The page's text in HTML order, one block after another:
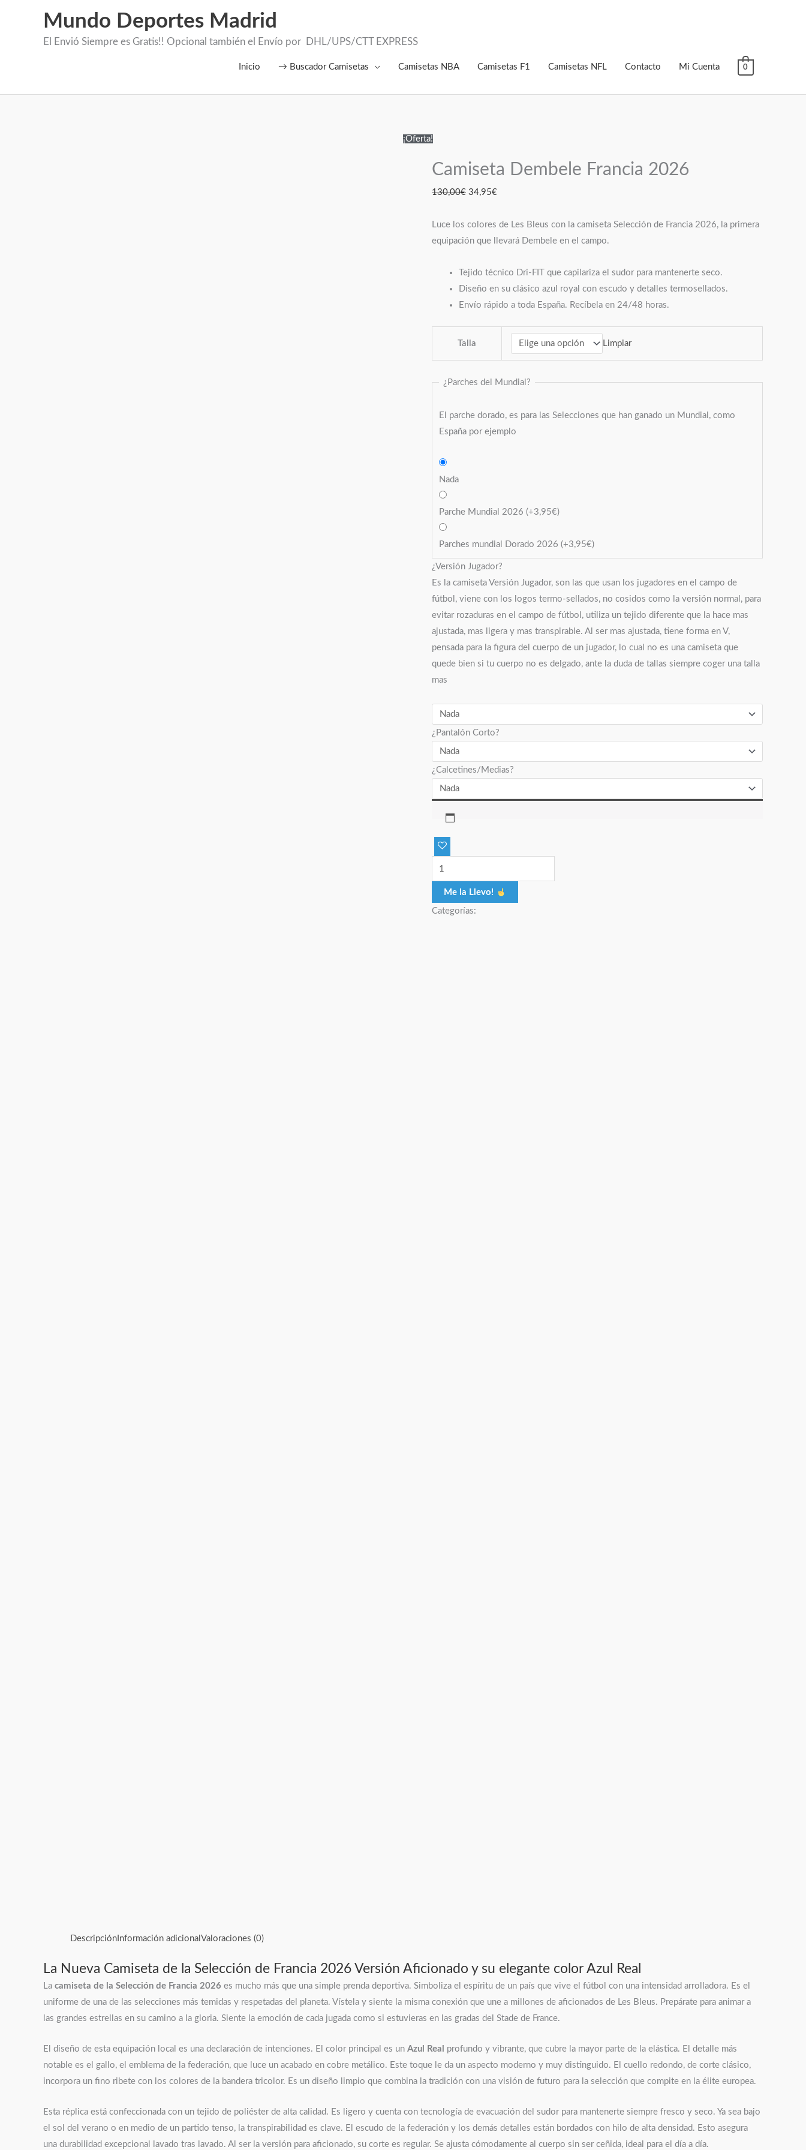
Mundo Deportes Madrid
El Envió Siempre es Gratis!! Opcional también el Envío por DHL/UPS/CTT EXPRESS
Inicio → Buscador Camisetas Camisetas NBA Camisetas F1 Camisetas NFL Contacto Mi Cuenta 0
¡Oferta!
Camiseta Dembele Francia 2026
130,00€
original
era:
34,95€
actual
es:
Luce los colores de Les Bleus con la camiseta Selección de Francia 2026, la primera
equipación que llevará Dembele en el campo.
Tejido técnico Dri-FIT que capilariza el sudor para mantenerte seco.
Diseño en su clásico azul royal con escudo y detalles termosellados.
Envío rápido a toda España. Recíbela en 24/48 horas.
Talla Limpiar
¿Parches del Mundial?
El parche dorado, es para las Selecciones que han ganado un Mundial, como
España por ejemplo
Nada
Parche Mundial 2026(+3,95€)
Parches mundial Dorado 2026(+3,95€)
¿Versión Jugador?
Es la camiseta Versión Jugador, son las que usan los jugadores en el campo de
fútbol, viene con los logos termo-sellados, no cosidos como la versión normal, para
evitar rozaduras en el campo de fútbol, utiliza un tejido diferente que la hace mas
ajustada, mas ligera y mas transpirable. Al ser mas ajustada, tiene forma en V,
pensada para la figura del cuerpo de un jugador, lo cual no es una camiseta que
quede bien si tu cuerpo no es delgado, ante la duda de tallas siempre coger una talla
mas
¿Pantalón Corto?
¿Calcetines/Medias?
Camiseta
Francia 2026
cantidad
Me la Llevo!
Categorías:
Descripción Información adicional Valoraciones (0)
La Nueva Camiseta de la Selección de Francia 2026 Versión Aficionado y su elegante color Azul Real
La camiseta de la Selección de Francia 2026 es mucho más que una simple prenda deportiva. Simboliza el espíritu de un país que vive el fútbol con una intensidad arrolladora. Es el
uniforme de una de las selecciones más temidas y respetadas del planeta. Vístela y siente la misma conexión que une a millones de aficionados de Les Bleus. Prepárate para animar a
las grandes estrellas en su camino a la gloria. Siente la emoción de cada jugada como si estuvieras en las gradas del Stade de France.
El diseño de esta equipación local es una declaración de intenciones. El color principal es un Azul Real
profundo y vibrante, que cubre la mayor parte de la elástica. El detalle más
notable es el gallo, el emblema de la federación, que luce un acabado en cobre metálico. Este toque le da un aspecto moderno y muy distinguido. El cuello redondo, de corte clásico,
incorpora un fino ribete con los colores de la bandera tricolor. Es un diseño limpio que combina la tradición con una visión de futuro para la selección que compite en la élite europea.
Esta réplica está confeccionada con un tejido de poliéster de alta calidad. Es ligero y cuenta con tecnología de evacuación del sudor para mantenerte siempre fresco y seco. Ya sea bajo
el sol del verano o en medio de un partido tenso, la transpirabilidad es clave. El escudo de la federación y los demás detalles están bordados con hilo de alta densidad. Esto asegura
una durabilidad excepcional lavado tras lavado. Al ser la versión para aficionado, su corte es regular. Se ajusta cómodamente al cuerpo sin ser ceñida, ideal para el día a día.